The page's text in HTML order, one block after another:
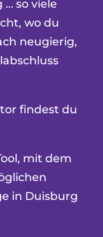
so viele
wo du
neugierig,
findest du
mit dem
in Duisburg